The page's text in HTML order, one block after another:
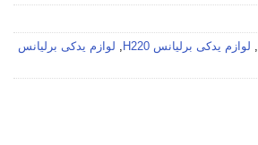
, لوازم یدکی برلیانس H220 , لوازم یدکی برلیانس